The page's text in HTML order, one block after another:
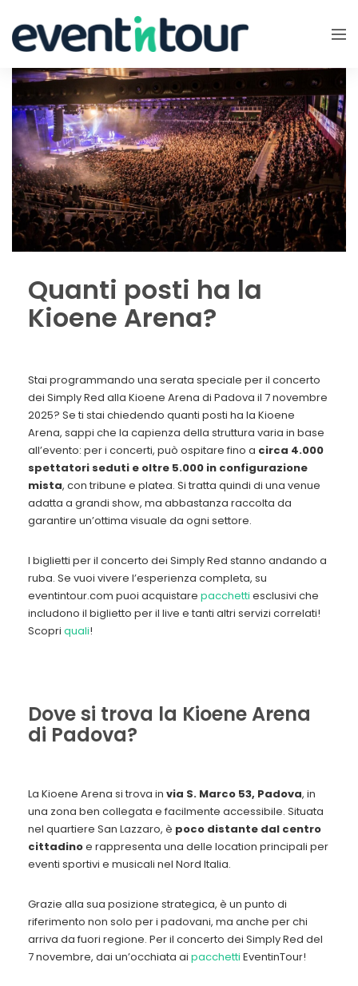
Quanti posti ha la
Kioene Arena?
Stai programmando una serata speciale per il concerto
dei Simply Red alla Kioene Arena di Padova il 7 novembre
2025? Se ti stai chiedendo quanti posti ha la Kioene
Arena, sappi che la capienza della struttura varia in base
all’evento: per i concerti, può ospitare fino a circa 4.000
spettatori seduti e oltre 5.000 in configurazione
mista, con tribune e platea. Si tratta quindi di una venue
adatta a grandi show, ma abbastanza raccolta da
garantire un’ottima visuale da ogni settore.
I biglietti per il concerto dei Simply Red stanno andando a
ruba. Se vuoi vivere l’esperienza completa, su
eventintour.com puoi acquistare pacchetti esclusivi che
includono il biglietto per il live e tanti altri servizi correlati!
Scopri quali!
Dove si trova la Kioene Arena
di Padova?
La Kioene Arena si trova in via S. Marco 53, Padova, in
una zona ben collegata e facilmente accessibile. Situata
nel quartiere San Lazzaro, è poco distante dal centro
cittadinoe rappresenta una delle location principali per
eventi sportivi e musicali nel Nord Italia.
Grazie alla sua posizione strategica, è un punto di
riferimento non solo per i padovani, ma anche per chi
arriva da fuori regione. Per il concerto dei Simply Red del
7 novembre, dai un’occhiata ai pacchetti EventinTour!